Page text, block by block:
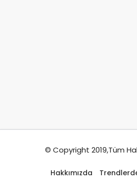
© Copyright 2019,Tüm
Hakkımızda